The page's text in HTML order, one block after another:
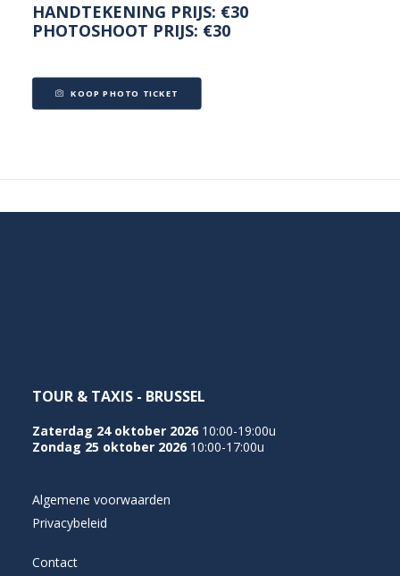
HANDTEKENING PRIJS: €30
PHOTOSHOOT PRIJS: €30
KOOP PHOTO TICKET
TOUR & TAXIS - BRUSSEL
Zaterdag 24 oktober 2026 10:00-19:00u
Zondag 25 oktober 2026 10:00-17:00u
Algemene voorwaarden
Privacybeleid
Contact